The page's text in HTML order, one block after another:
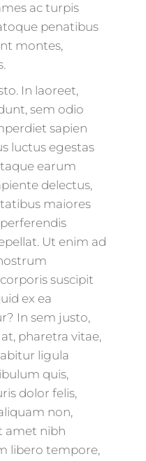
ac turpis
penatibus
montes,
In laoreet,
sem odio
sapien
luctus egestas
earum
delectus,
maiores
Ut enim ad
suscipit
ex ea
In sem justo,
pharetra vitae,
ligula
quis,
dolor felis,
non,
amet nibh
libero tempore,